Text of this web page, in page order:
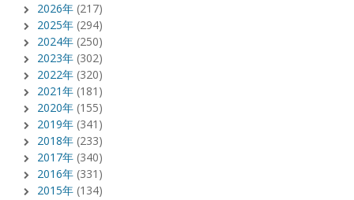
2026年 (217)
2025年 (294)
2024年 (250)
2023年 (302)
2022年 (320)
2021年 (181)
2020年 (155)
2019年 (341)
2018年 (233)
2017年 (340)
2016年 (331)
2015年 (134)